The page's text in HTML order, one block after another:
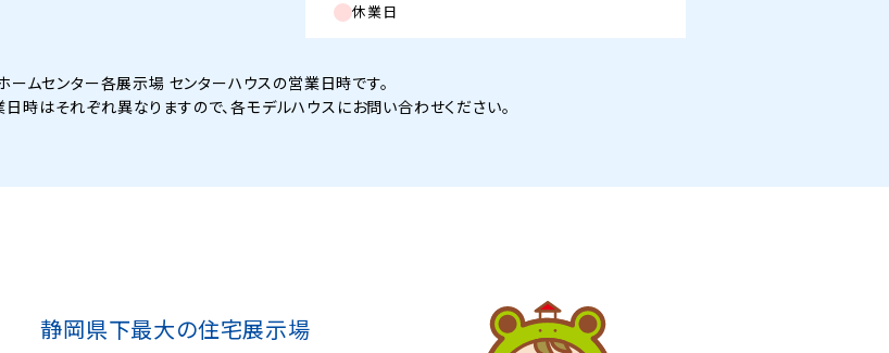
休業日
ームセンター各展示場 センターハウスの営業日時です。
時はそれぞれ異なりますので、各モデルハウスにお問い合わせください。
静岡県下最大の住宅展示場